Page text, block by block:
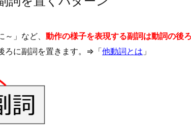
～」など、 動作の様子を表現する副詞は動詞の後
ろに副詞を置きます。⇒「他動詞とは 」